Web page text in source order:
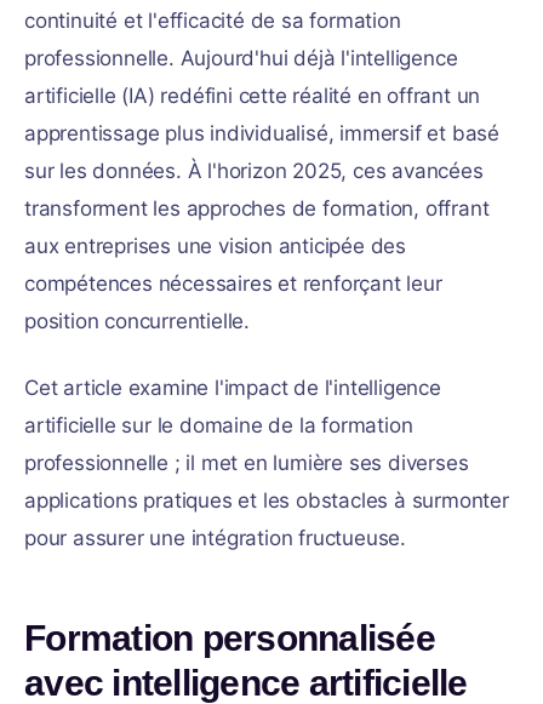
continuité et l'efficacité de sa formation
professionnelle. Aujourd'hui déjà l'intelligence
artificielle (IA) redéfini cette réalité en offrant un
apprentissage plus individualisé, immersif et basé
sur les données. À l'horizon 2025, ces avancées
transforment les approches de formation, offrant
aux entreprises une vision anticipée des
compétences nécessaires et renforçant leur
position concurrentielle.
Cet article examine l'impact de l'intelligence
artificielle sur le domaine de la formation
professionnelle ; il met en lumière ses diverses
applications pratiques et les obstacles à surmonter
pour assurer une intégration fructueuse.
Formation personnalisée
avec intelligence artificielle